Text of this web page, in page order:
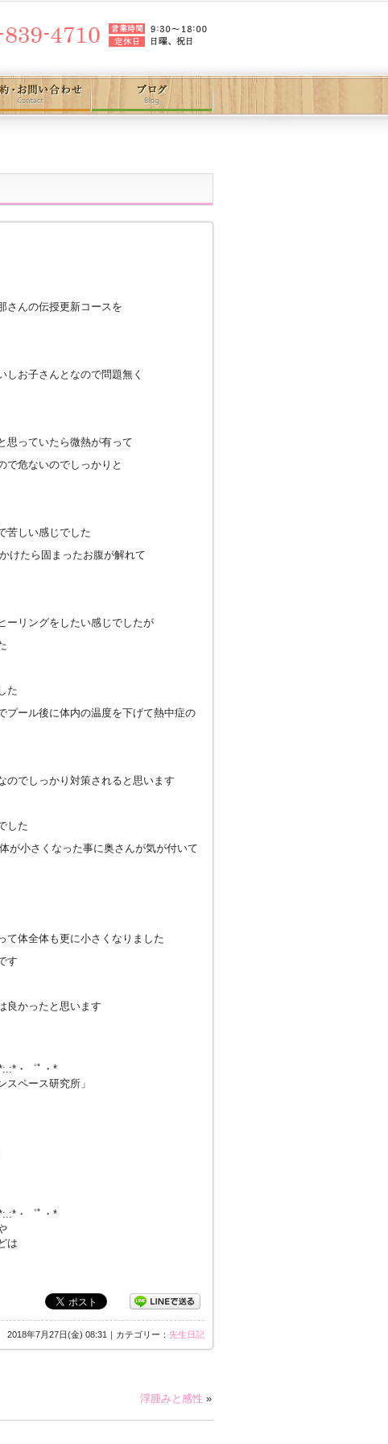
さんの伝授更新コースを
お子さんとなので問題無く
思っていたら微熱が有って
で危ないのでしっかりと
苦しい感じでした
けたら固まったお腹が解れて
ーリングをしたい感じでしたが
た
プール後に体内の温度を下げて熱中症の
のでしっかり対策されると思います
した
が小さくなった事に奥さんが気が付いて
て体全体も更に小さくなりました
す
良かったと思います
・゜ﾟ・*
ペース研究所」
・゜ﾟ・*
は
2018年7月27日(金) 08:31｜カテゴリー： 先生日記
浮腫みと感性 »